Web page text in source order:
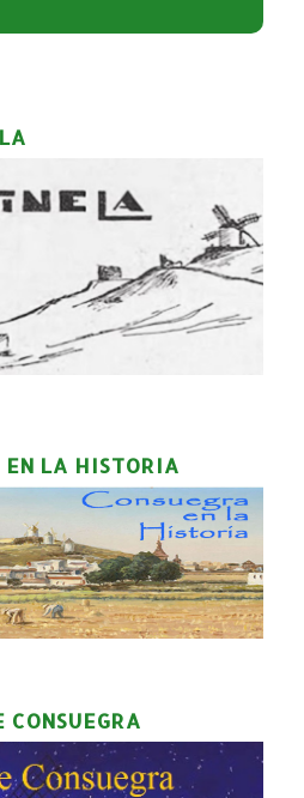
EN LA HISTORIA
CONSUEGRA